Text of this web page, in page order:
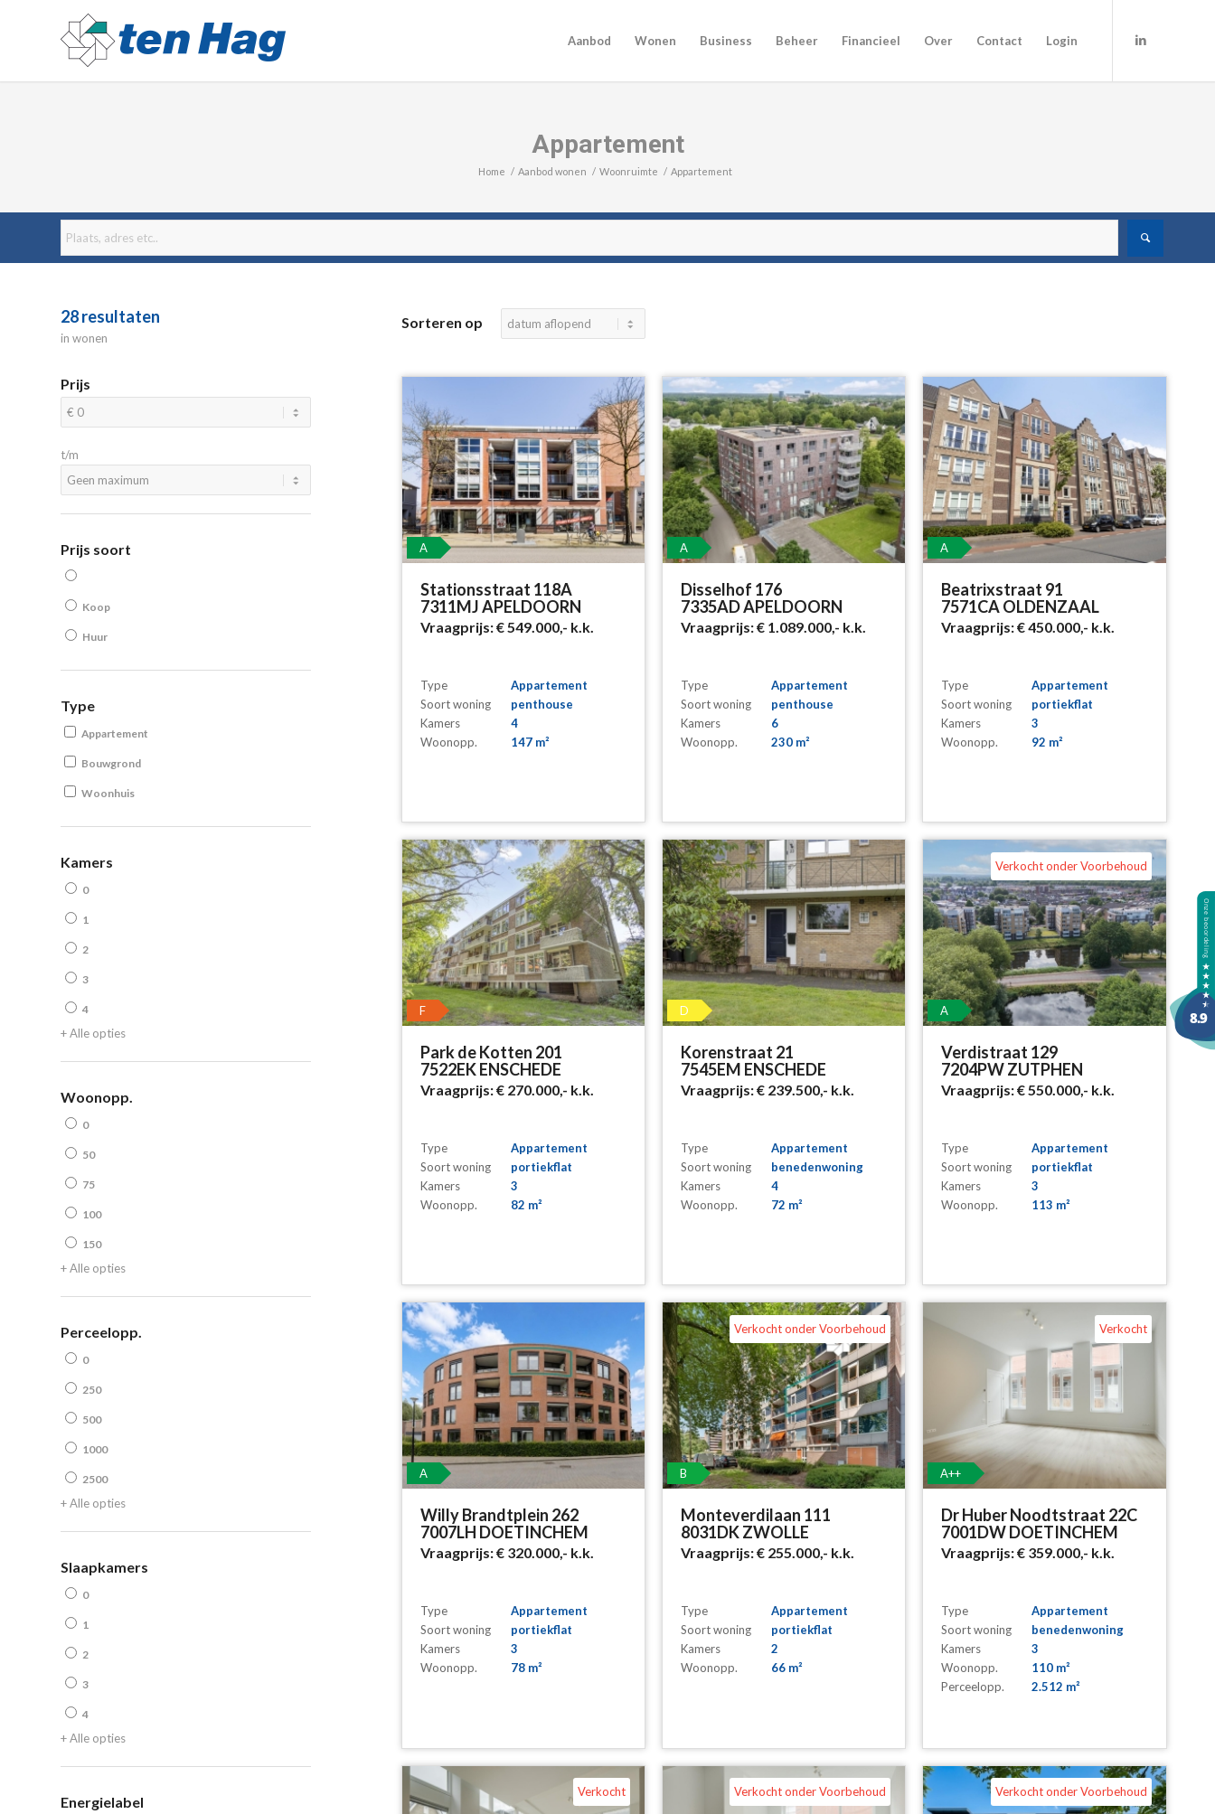
Aanbod Wonen Business Beheer Financieel Over Contact Login
Appartement
Home / Aanbod wonen / Woonruimte / Appartement
Sorteren op
28resultaten
in wonen
A
Stationsstraat 118A
7311MJ APELDOORN
Vraagprijs:€ 549.000,- k.k.
Type
Appartement
Soort woning
penthouse
Kamers
4
Woonopp.
147 m²
A
Disselhof 176
7335AD APELDOORN
Vraagprijs:€ 1.089.000,- k.k.
Type
Appartement
Soort woning
penthouse
Kamers
6
Woonopp.
230 m²
A
Beatrixstraat 91
7571CA OLDENZAAL
Vraagprijs:€ 450.000,- k.k.
Type
Appartement
Soort woning
portiekflat
Kamers
3
Woonopp.
92 m²
F
Park de Kotten 201
7522EK ENSCHEDE
Vraagprijs:€ 270.000,- k.k.
Type
Appartement
Soort woning
portiekflat
Kamers
3
Woonopp.
82 m²
D
Korenstraat 21
7545EM ENSCHEDE
Vraagprijs:€ 239.500,- k.k.
Type
Appartement
Soort woning
benedenwoning
Kamers
4
Woonopp.
72 m²
A
Verdistraat 129
7204PW ZUTPHEN
Vraagprijs:€ 550.000,- k.k.
Type
Appartement
Soort woning
portiekflat
Kamers
3
Woonopp.
113 m²
Verkocht onder Voorbehoud
A
Willy Brandtplein 262
7007LH DOETINCHEM
Vraagprijs:€ 320.000,- k.k.
Type
Appartement
Soort woning
portiekflat
Kamers
3
Woonopp.
78 m²
B
Monteverdilaan 111
8031DK ZWOLLE
Vraagprijs:€ 255.000,- k.k.
Type
Appartement
Soort woning
portiekflat
Kamers
2
Woonopp.
66 m²
Verkocht onder Voorbehoud
A++
Dr Huber Noodtstraat 22C
7001DW DOETINCHEM
Vraagprijs:€ 359.000,- k.k.
Type
Appartement
Soort woning
benedenwoning
Kamers
3
Woonopp.
110 m²
Perceelopp.
2.512 m²
Verkocht
Verkocht Verkocht onder Voorbehoud Verkocht onder Voorbehoud
Prijs
t/m
Prijs soort
Koop
Huur
Type
Appartement
Bouwgrond
Woonhuis
Kamers
0
1
2
3
4
+ Alle opties
Woonopp.
0
50
75
100
150
+ Alle opties
Perceelopp.
0
250
500
1000
2500
+ Alle opties
Slaapkamers
0
1
2
3
4
+ Alle opties
Energielabel